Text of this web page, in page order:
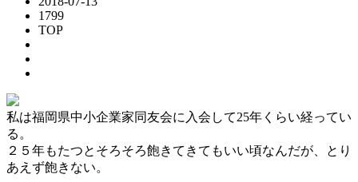
1799
TOP
私は福岡県中小企業家同友会に入会して25年くらい経ってい
る。
２５年もたつとそろそろ飽きてきてもいい頃なんだが、とり
あえず飽きない。